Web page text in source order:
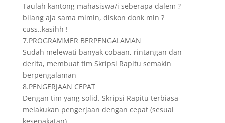
Taulah kantong mahasiswa/i seberapa dalem ?
bilang aja sama mimin, diskon donk min ?
cuss..kasihh !
7.PROGRAMMER BERPENGALAMAN
Sudah melewati banyak cobaan, rintangan dan
derita, membuat tim Skripsi Rapitu semakin
berpengalaman
8.PENGERJAAN CEPAT
Dengan tim yang solid. Skripsi Rapitu terbiasa
melakukan pengerjaan dengan cepat (sesuai